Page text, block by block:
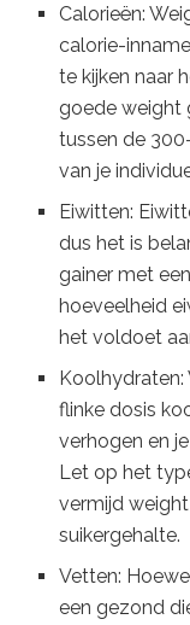
Calorieën:
calorie-
te kijken naar
goede weight
tussen de
van je
Eiwitten:
dus het is
gainer met
hoeveelheid
het voldoet
Koolhydraten:
flinke dosis
verhogen en
Let op het
vermijd
suikergehalte.
Vetten:
een gezond